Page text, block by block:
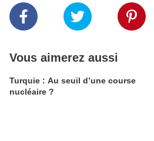
Vous aimerez aussi
Turquie : Au seuil d’une course
nucléaire ?